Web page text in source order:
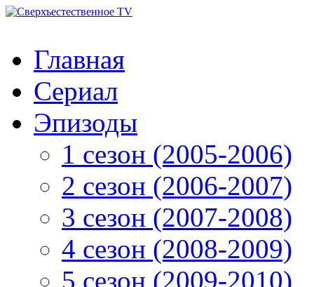
Главная
Сериал
Эпизоды
1 сезон (2005-2006)
2 сезон (2006-2007)
3 сезон (2007-2008)
4 сезон (2008-2009)
5 сезон (2009-2010)